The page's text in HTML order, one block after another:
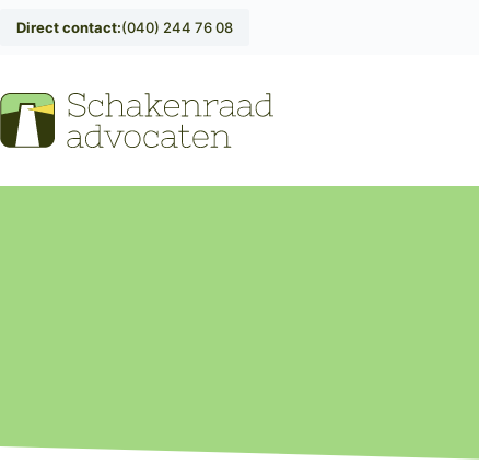
Direct contact:(040) 244 76 08